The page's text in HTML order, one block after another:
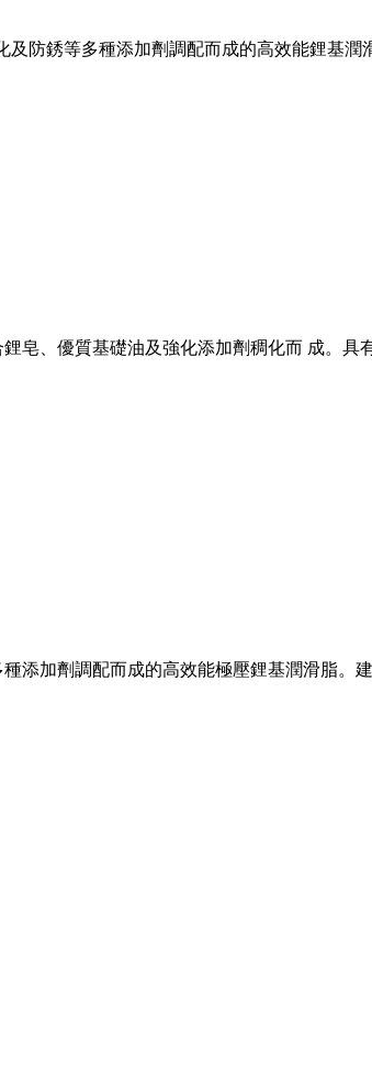
防銹等多種添加劑調配而成的高效能鋰基
皂、優質基礎油及強化添加劑稠化而 成。
添加劑調配而成的高效能極壓鋰基潤滑脂。